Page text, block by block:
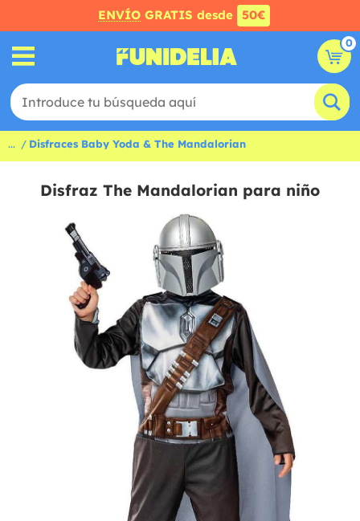
ENVÍO GRATIS desde 50€
0
... Disfraces Baby Yoda & The Mandalorian
Disfraz The Mandalorian para niño